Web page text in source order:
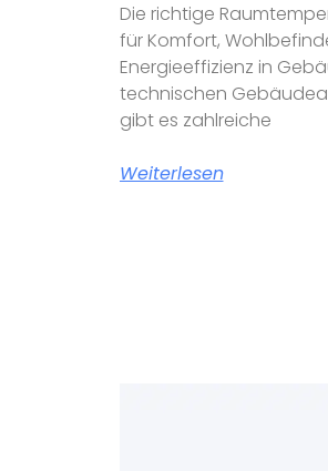
Die richtige
für Komfort,
Energieeffizienz in
technischen
gibt es zahlreiche
Weiterlesen